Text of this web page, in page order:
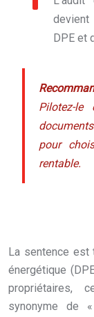
devient
DPE et
Pilotez-le
pour
rentable.
La sentence est
énergétique
propriétaires,
synonyme de